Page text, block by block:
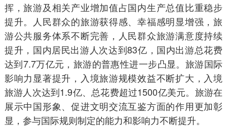
挥，旅游及相关产业增加值占国内生产总值比重稳步
提升。人民群众的旅游获得感、幸福感明显增强，旅
游公共服务体系不断完善，人民群众旅游满意度持续
提升，国内居民出游人次达到83亿，国内出游总花费
达到7.7万亿元，旅游的普惠性进一步凸显。旅游国际
影响力显著提升，入境旅游规模效益不断扩大，入境
旅游人次达到1.9亿、总花费超过1500亿美元。旅游在
展示中国形象、促进文明交流互鉴方面的作用更加彰
显，参与国际规则制定的能力和影响力不断提升。